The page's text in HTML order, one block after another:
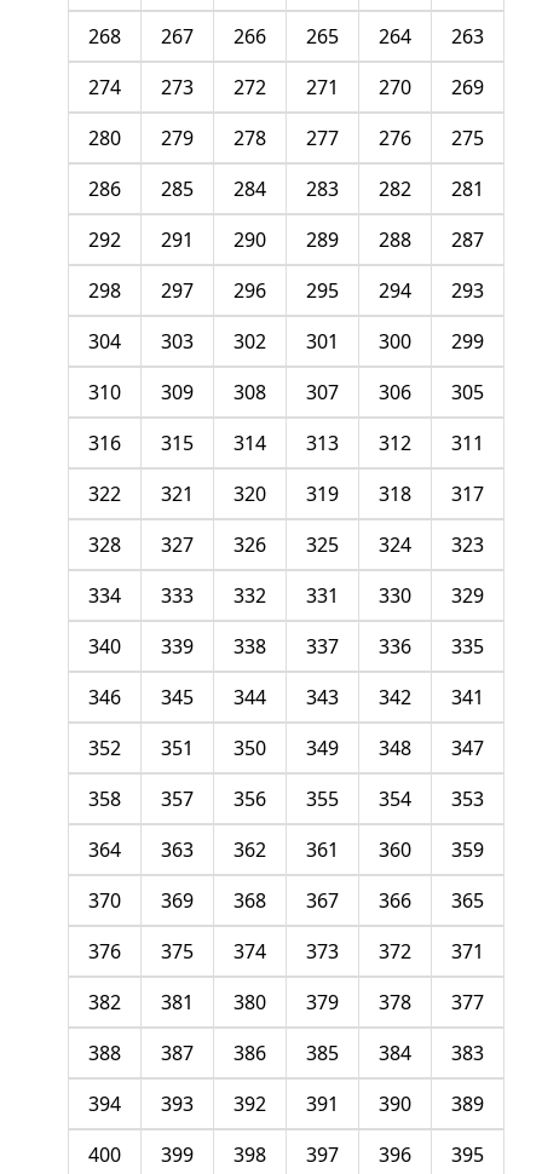
263
264
265
266
267
268
269
270
271
272
273
274
275
276
277
278
279
280
281
282
283
284
285
286
287
288
289
290
291
292
293
294
295
296
297
298
299
300
301
302
303
304
305
306
307
308
309
310
311
312
313
314
315
316
317
318
319
320
321
322
323
324
325
326
327
328
329
330
331
332
333
334
335
336
337
338
339
340
341
342
343
344
345
346
347
348
349
350
351
352
353
354
355
356
357
358
359
360
361
362
363
364
365
366
367
368
369
370
371
372
373
374
375
376
377
378
379
380
381
382
383
384
385
386
387
388
389
390
391
392
393
394
395
396
397
398
399
400